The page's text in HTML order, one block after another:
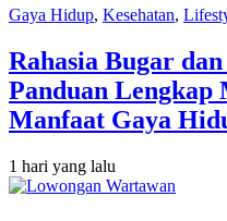
Gaya Hidup, Kesehatan,
Rahasia Bugar
Panduan
Manfaat Gaya
1 hari yang lalu